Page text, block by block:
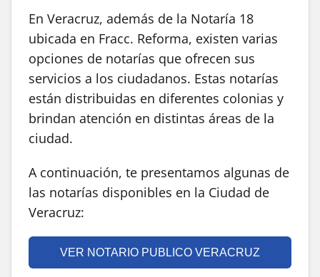
En Veracruz, además de la Notaría 18
ubicada en Fracc. Reforma, existen varias
opciones de notarías que ofrecen sus
servicios a los ciudadanos. Estas notarías
están distribuidas en diferentes colonias y
brindan atención en distintas áreas de la
ciudad.
A continuación, te presentamos algunas de
las notarías disponibles en la Ciudad de
Veracruz:
VER NOTARIO PUBLICO VERACRUZ